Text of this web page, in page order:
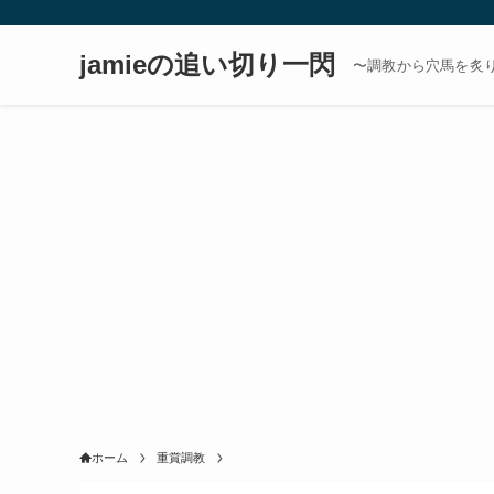
jamieの追い切り一閃 〜調教から穴馬を炙
ホーム 重賞調教